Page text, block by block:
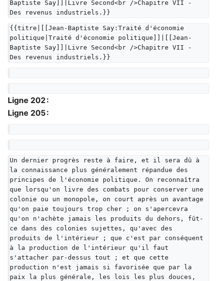
Baptiste Say]]|Livre Second<br />Chapitre VII -
Des revenus industriels.}}
{{titre|[[Jean-Baptiste Say:Traité d'économie
politique|Traité d'économie politique]]|[[Jean-
Baptiste Say]]|Livre Second<br />Chapitre VII -
Des revenus industriels.}}
Ligne 202 :
Ligne 205 :
Un dernier progrès reste à faire, et il sera dû à
la connaissance plus généralement répandue des
principes de l'économie politique. On reconnaîtra
que lorsqu'on livre des combats pour conserver une
colonie ou un monopole, on court après un avantage
qu'on paie toujours trop cher ; on s'apercevra
qu'on n'achète jamais les produits du dehors, fût-
ce dans des colonies sujettes, qu'avec des
produits de l'intérieur ; que c'est par conséquent
à la production de l'intérieur qu'il faut
s'attacher par-dessus tout ; et que cette
production n'est jamais si favorisée que par la
paix la plus générale, les lois les plus douces,